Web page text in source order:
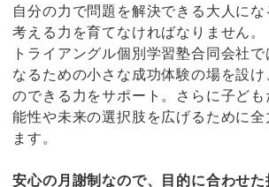
自分の力で問題を解決できる大人に
考える力を育てなければなりません。
トライアングル個別学習塾合同会社
なるための小さな成功体験の場を設
のできる力をサポート。さらに子ど
能性や未来の選択肢を広げるために
ます。
安心の月謝制なので、目的に合わせ